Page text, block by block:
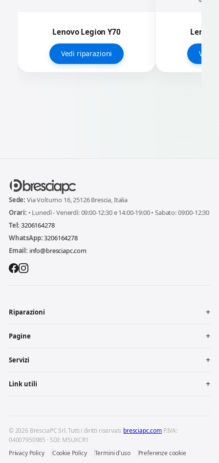
Lenovo Legion Y70
Vedi riparazioni
Lenovo
Vedi
Sede: Via Volturno 16, 25126 Brescia, Italia
Orari: • Lunedì - Venerdì: 09:00-12:30 e 14:00-19:00 • Sabato: 09:00-12:30
Tel: 3206164278
WhatsApp:3206164278
Email: info@bresciapc.com
Riparazioni
Pagine
Servizi
Link utili
© 2026 BresciaPC Srl. Tutti i diritti riservati. bresciapc.com P.IVA:
04007950985 · SDI: M5UXCR1
Privacy Policy
Cookie Policy Termini d'uso Preferenze cookie